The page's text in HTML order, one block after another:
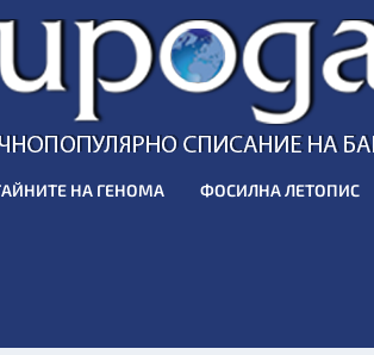
НА ГЕНОМА ФОСИЛНА ЛЕТОПИС